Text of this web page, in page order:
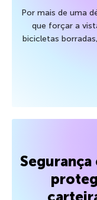
Por mais de uma
que forçar a
bicicletas